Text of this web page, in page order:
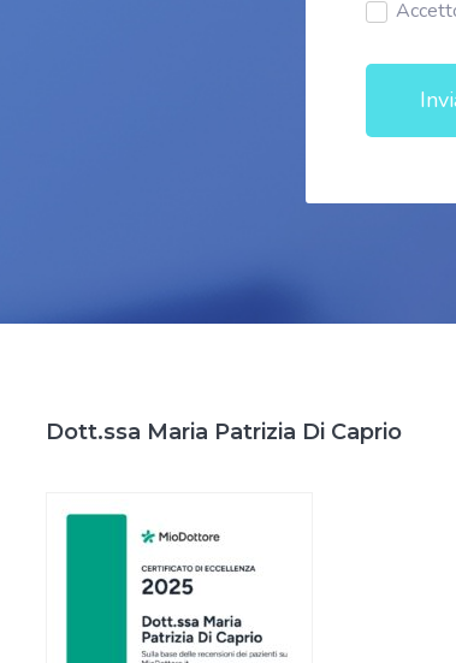
Dott.ssa Maria Patrizia Di Caprio